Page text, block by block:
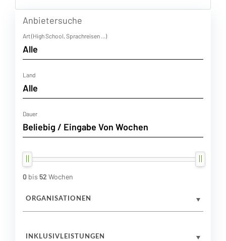
Anbietersuche
Art (High School, Sprachreisen ...)
Land
Dauer
0 bis 52 Wochen
ORGANISATIONEN
INKLUSIVLEISTUNGEN